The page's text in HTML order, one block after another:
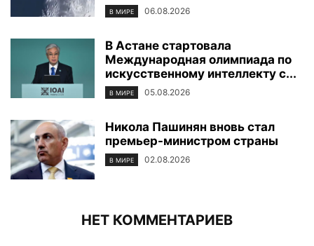
В МИРЕ 06.08.2026
В Астане стартовала
Международная олимпиада по
искусственному интеллекту с...
В МИРЕ 05.08.2026
Никола Пашинян вновь стал
премьер-министром страны
В МИРЕ 02.08.2026
НЕТ КОММЕНТАРИЕВ